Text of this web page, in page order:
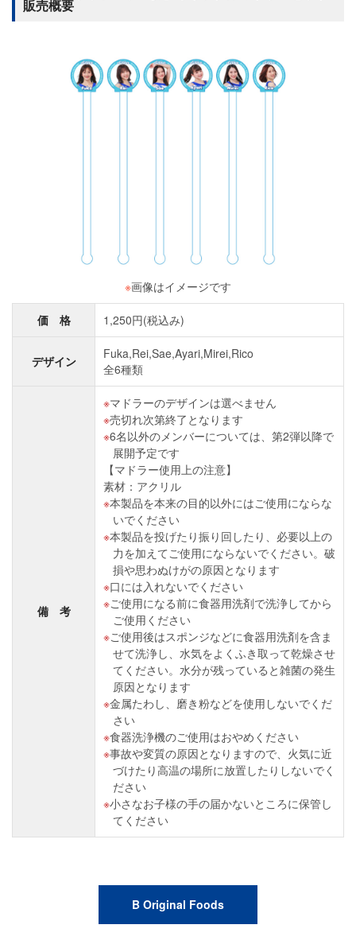
販売概要
※画像はイメージです
価 格 1,250円(税込み)
デザイン
Fuka,Rei,Sae,Ayari,Mirei,Rico
全6種類
備 考
マドラーのデザインは選べません
売切れ次第終了となります
6名以外のメンバーについては、第2弾以降で
展開予定です
【マドラー使用上の注意】
素材：アクリル
本製品を本来の目的以外にはご使用にならな
いでください
本製品を投げたり振り回したり、必要以上の
力を加えてご使用にならないでください。破
損や思わぬけがの原因となります
口には入れないでください
ご使用になる前に食器用洗剤で洗浄してから
ご使用ください
ご使用後はスポンジなどに食器用洗剤を含ま
せて洗浄し、水気をよくふき取って乾燥させ
てください。水分が残っていると雑菌の発生
原因となります
金属たわし、磨き粉などを使用しないでくだ
さい
食器洗浄機のご使用はおやめください
事故や変質の原因となりますので、火気に近
づけたり高温の場所に放置したりしないでく
ださい
小さなお子様の手の届かないところに保管し
てください
B Original Foods